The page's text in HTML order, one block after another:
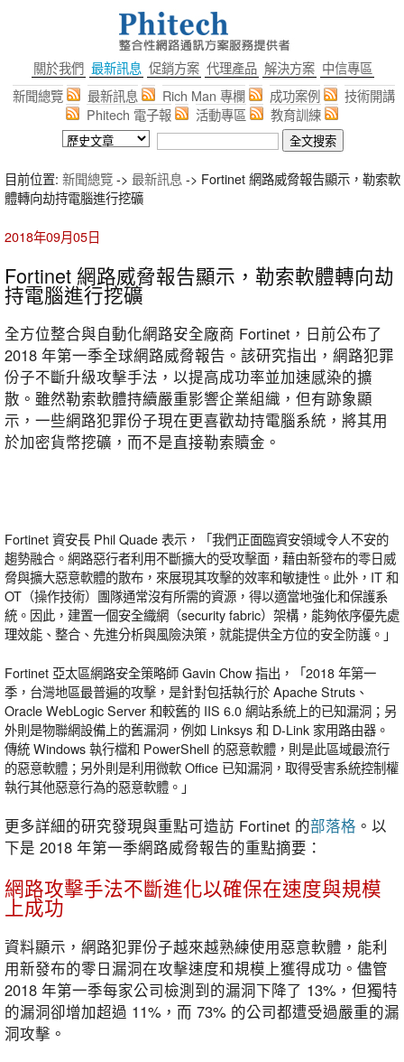
關於我們 最新訊息 促銷方案 代理產品 解決方案 中信專區
新聞總覽
最新訊息 Rich Man 專欄 成功案例
技術開講
Phitech 電子報
活動專區 教育訓練
目前位置: 新聞總覽-> 最新訊息 -> Fortinet 網路威脅報告顯示，勒索軟
體轉向劫持電腦進行挖礦
2018年09月05日
Fortinet 網路威脅報告顯示，勒索軟體轉向劫
持電腦進行挖礦
全方位整合與自動化網路安全廠商 Fortinet，日前公布了
2018 年第一季全球網路威脅報告。該研究指出，網路犯罪
份子不斷升級攻擊手法，以提高成功率並加速感染的擴
散。雖然勒索軟體持續嚴重影響企業組織，但有跡象顯
示，一些網路犯罪份子現在更喜歡劫持電腦系統，將其用
於加密貨幣挖礦，而不是直接勒索贖金。
Fortinet 資安長 Phil Quade 表示，「我們正面臨資安領域令人不安的
趨勢融合。網路惡行者利用不斷擴大的受攻擊面，藉由新發布的零日威
脅與擴大惡意軟體的散布，來展現其攻擊的效率和敏捷性。此外，IT 和
OT（操作技術）團隊通常沒有所需的資源，得以適當地強化和保護系
統。因此，建置一個安全織網（security fabric）架構，能夠依序優先處
理效能、整合、先進分析與風險決策，就能提供全方位的安全防護。」
Fortinet 亞太區網路安全策略師 Gavin Chow 指出，「2018 年第一
季，台灣地區最普遍的攻擊，是針對包括執行於 Apache Struts、
Oracle WebLogic Server 和較舊的 IIS 6.0 網站系統上的已知漏洞；另
外則是物聯網設備上的舊漏洞，例如 Linksys 和 D-Link 家用路由器。
傳統 Windows 執行檔和 PowerShell 的惡意軟體，則是此區域最流行
的惡意軟體；另外則是利用微軟 Office 已知漏洞，取得受害系統控制權
執行其他惡意行為的惡意軟體。」
更多詳細的研究發現與重點可造訪 Fortinet 的部落格 。以
下是 2018 年第一季網路威脅報告的重點摘要：
網路攻擊手法不斷進化以確保在速度與規模
上成功
資料顯示，網路犯罪份子越來越熟練使用惡意軟體，能利
用新發布的零日漏洞在攻擊速度和規模上獲得成功。儘管
2018 年第一季每家公司檢測到的漏洞下降了 13%，但獨特
的漏洞卻增加超過 11%，而 73% 的公司都遭受過嚴重的漏
洞攻擊。